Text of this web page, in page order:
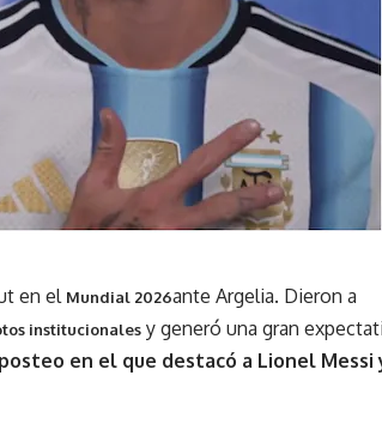
en el Mundial 2026ante Argelia. Dieron a
institucionales y generó una gran
en el que destacó a Lionel Messi